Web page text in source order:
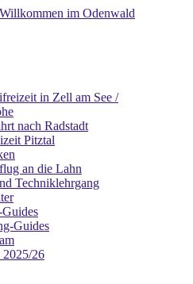
in Zell am See /
nach Radstadt
Pitztal
an die Lahn
Techniklehrgang
Guides
26